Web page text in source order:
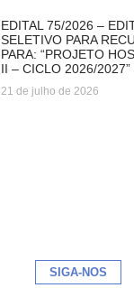
EDITAL 75/2026 –
SELETIVO PARA
PARA: “PROJETO
II – CICLO 2026/2027”
21 de julho de 2026
SIGA-NOS